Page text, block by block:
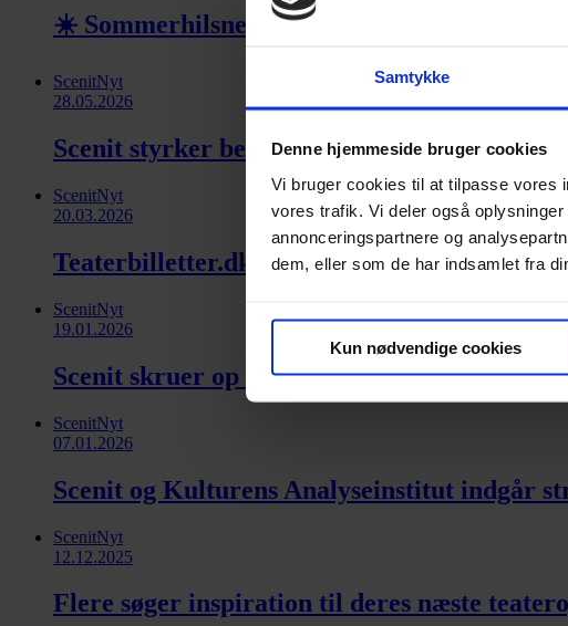
Samtykke
Denne hjemmeside bruger cookies
Vi bruger cookies til at tilpasse vores
vores trafik. Vi deler også
annonceringspartnere og
dem, eller som de har indsamlet fra
Kun nødvendige cookies
☀️ Sommerhilsner fra Scenit ☀️
ScenitNyt
28.05.2026
Scenit styrker bestyrelsen med strategiske
ScenitNyt
20.03.2026
Teaterbilletter.dk er blevet (endnu) mere
ScenitNyt
19.01.2026
Scenit skruer op for støtten til B&U-salget
ScenitNyt
07.01.2026
Scenit og Kulturens Analyseinstitut indgår
ScenitNyt
12.12.2025
Flere søger inspiration til deres næste